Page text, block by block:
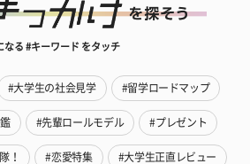
なる #キーワード をタッチ
#大学生の社会見学 #留学ロードマップ
#先輩ロールモデル #プレゼント
！ #恋愛特集 #大学生正直レビュー